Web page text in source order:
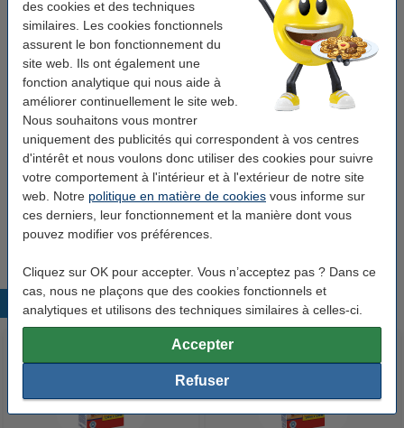
des cookies et des techniques
similaires. Les cookies fonctionnels
assurent le bon fonctionnement du
site web. Ils ont également une
fonction analytique qui nous aide à
améliorer continuellement le site web.
Nous souhaitons vous montrer
uniquement des publicités qui correspondent à vos centres
d'intérêt et nous voulons donc utiliser des cookies pour suivre
votre comportement à l'intérieur et à l'extérieur de notre site
web. Notre politique en matière de cookies vous informe sur
ces derniers, leur fonctionnement et la manière dont vous
pouvez modifier vos préférences.
Cliquez sur OK pour accepter. Vous n’acceptez pas ? Dans ce
cas, nous ne plaçons que des cookies fonctionnels et
analytiques et utilisons des techniques similaires à celles-ci.
Accepter
Refuser
Bon plan : commandez également
HG X tapette à mouches électrique
6,50 €
123accu Xtreme Power MN1500 Penlite piles
AA 4 pièces
3,95 €
Roxasect poudre anti-fourmis
6,25 €
Produits populaires